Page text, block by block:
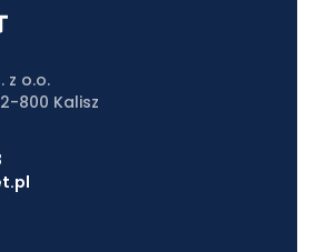
z o.o.
800 Kalisz